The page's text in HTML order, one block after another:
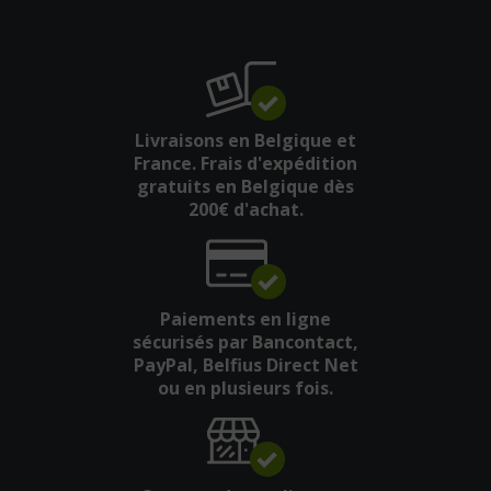
Livraisons en Belgique et
France. Frais d'expédition
gratuits en Belgique dès
200€ d'achat.
Paiements en ligne
sécurisés par Bancontact,
PayPal, Belfius Direct Net
ou en plusieurs fois.